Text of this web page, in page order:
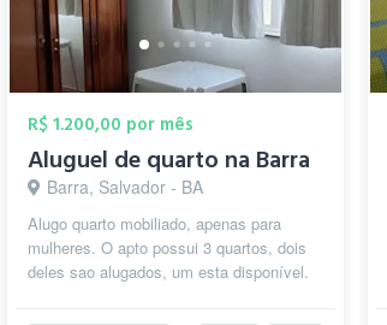
R$ 1.200,00 por mês
Aluguel de quarto na Barra
Barra, Salvador - BA
Alugo quarto mobiliado, apenas para
mulheres. O apto possui 3 quartos, dois
deles sao alugados, um esta disponível.